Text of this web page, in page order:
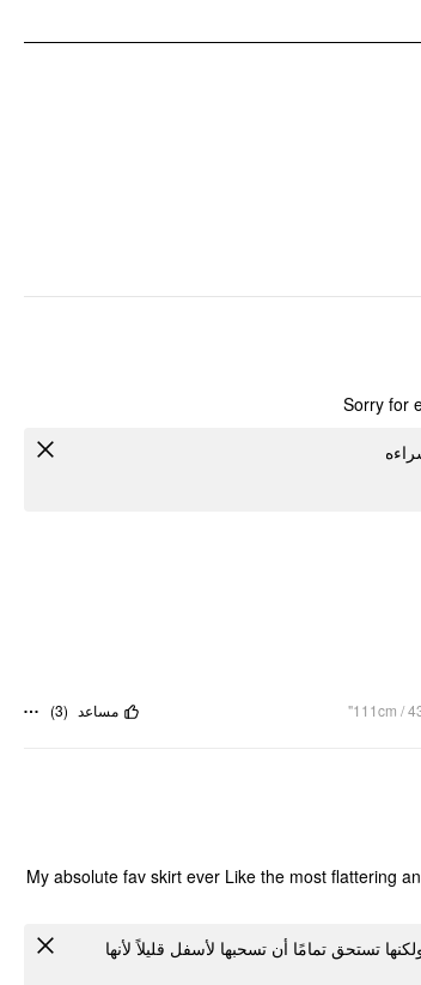
Sorry for
111cm / مساعد (
3
)
My absolute fav skirt ever Like the most flattering
تستحق تمامًا أن تسحبها لأسفل قليلاً لأنها